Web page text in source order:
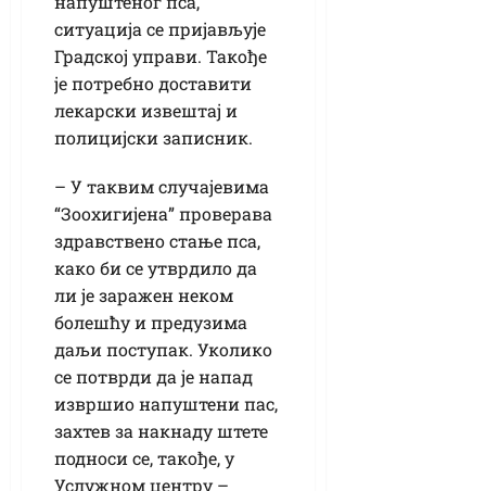
ситуација се пријављује
Градској управи. Такође
је потребно доставити
лекарски извештај и
полицијски записник.
– У таквим случајевима
“Зоохигијена” проверава
здравствено стање пса,
како би се утврдило да
ли је заражен неком
болешћу и предузима
даљи поступак. Уколико
се потврди да је напад
извршио напуштени пас,
захтев за накнаду штете
подноси се, такође, у
Услужном центру –